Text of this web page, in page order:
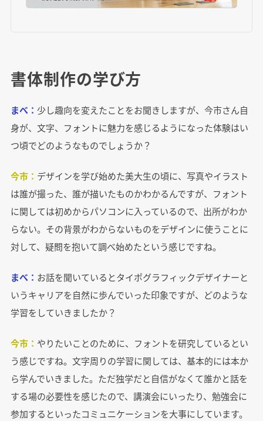
書体制作の学び方
まべ： 少し趣向を変えたことをお聞きしますが、今市さん自
身が、文字、フォントに魅力を感じるようになった体験はい
つ頃でどのようなものでしょうか？
今市： デザインを学び始めた美大生の頃に、写真やイラスト
は誰が撮った、誰が描いたものかわかるんですが、フォント
に関しては初めからパソコンに入っているので、出所がわか
らない。その背景がわからないものをデザインに使うことに
対して、疑問を抱いて調べ始めたという感じですね。
まべ： お話を聞いているとタイポグラフィックデザイナーと
いうキャリアを自然に歩んでいった印象ですが、どのような
学習をしていきましたか？
今市： やりたいことのために、フォントを研究しているとい
う感じですね。文字周りの学習に関しては、基本的には本か
ら学んでいきました。ただ独学だと自信がなくて誰かと話を
する場の必要性を感じたので、講演会にいったり、勉強会に
参加するといったコミュニケーションを大事にしています。